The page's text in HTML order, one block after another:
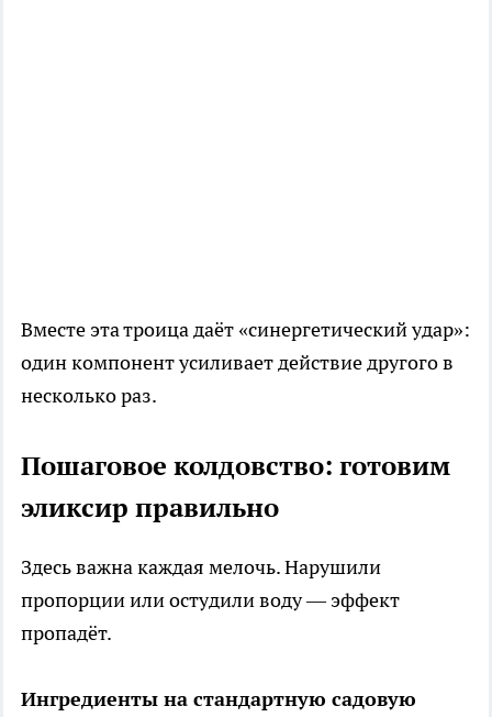
Вместе эта троица даёт «синергетический удар»:
один компонент усиливает действие другого в
несколько раз.
Пошаговое колдовство: готовим
эликсир правильно
Здесь важна каждая мелочь. Нарушили
пропорции или остудили воду — эффект
пропадёт.
Ингредиенты на стандартную садовую